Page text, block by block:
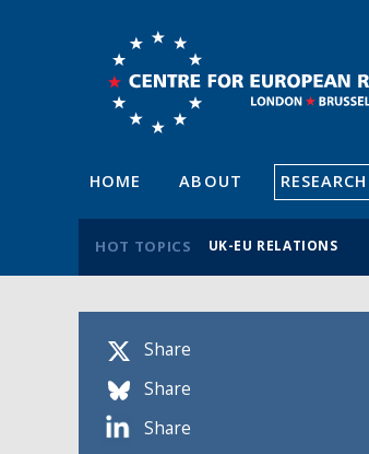
HOME ABOUT RESEARCH
HOT TOPICS UK-EU RELATIONS
Share
Share
Share